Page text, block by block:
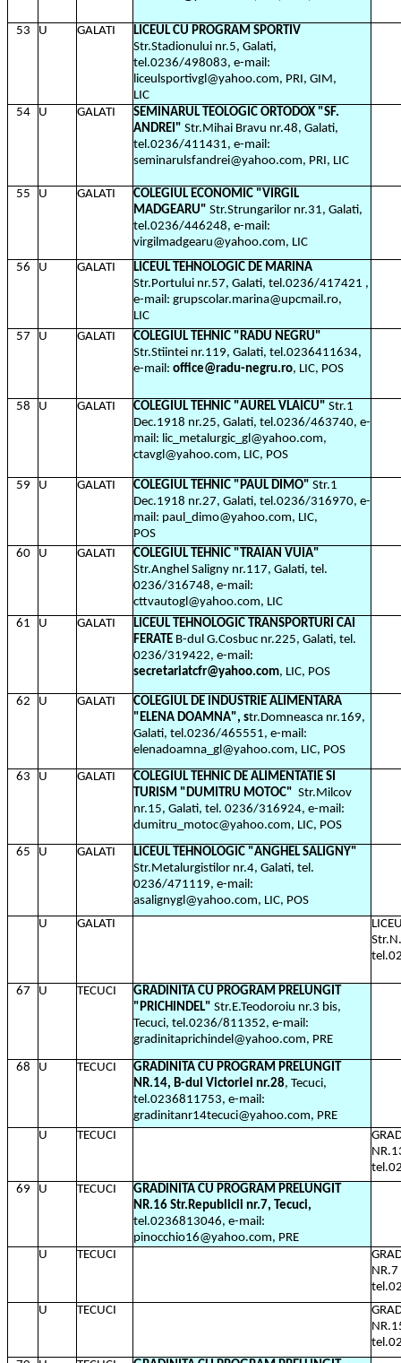
53 U GALATI
LICEUL CU PROGRAM SPORTIV
Str.Stadionului nr.5, Galati,
tel.0236/498083, e-mail:
liceulsportivgl@yahoo.com, PRI, GIM,
LIC
54
U GALATI
SEMINARUL TEOLOGIC ORTODOX "SF.
ANDREI" Str.Mihai Bravu nr.48, Galati,
tel.0236/411431, e-mail:
seminarulsfandrei@yahoo.com, PRI, LIC
55 U GALATI
COLEGIUL ECONOMIC "VIRGIL
MADGEARU" Str.Strungarilor nr.31, Galati,
tel.0236/446248, e-mail:
virgilmadgearu@yahoo.com, LIC
56
U GALATI
LICEUL TEHNOLOGIC DE MARINA
Str.Portului nr.57, Galati, tel.0236/417421 ,
e-mail: grupscolar.marina@upcmail.ro,
LIC
57
U GALATI
COLEGIUL TEHNIC "RADU NEGRU"
Str.Stiintei nr.119, Galati, tel.0236411634,
e-mail: office@radu-negru.ro, LIC, POS
58 U GALATI COLEGIUL TEHNIC "AUREL VLAICU" Str.1
Dec.1918 nr.25, Galati, tel.0236/463740, e-
mail: lic_metalurgic_gl@yahoo.com,
ctavgl@yahoo.com, LIC, POS
59 U GALATI COLEGIUL TEHNIC "PAUL DIMO" Str.1
Dec.1918 nr.27, Galati, tel.0236/316970, e-
mail: paul_dimo@yahoo.com, LIC,
POS
60
U GALATI
COLEGIUL TEHNIC "TRAIAN VUIA"
Str.Anghel Saligny nr.117, Galati, tel.
0236/316748, e-mail:
cttvautogl@yahoo.com, LIC
61
U GALATI
LICEUL TEHNOLOGIC TRANSPORTURI CAI
FERATE B-dul G.Cosbuc nr.225, Galati, tel.
0236/319422, e-mail:
secretariatcfr@yahoo.com, LIC, POS
62 U GALATI
COLEGIUL DE INDUSTRIE ALIMENTARA
"ELENA DOAMNA", str.Domneasca nr.169,
Galati, tel.0236/465551, e-mail:
elenadoamna_gl@yahoo.com, LIC, POS
63
U GALATI
COLEGIUL TEHNIC DE ALIMENTATIE SI
TURISM "DUMITRU MOTOC" Str.Milcov
nr.15, Galati, tel. 0236/316924, e-mail:
dumitru_motoc@yahoo.com, LIC, POS
65
U GALATI
LICEUL TEHNOLOGIC "ANGHEL SALIGNY"
Str.Metalurgistilor nr.4, Galati, tel.
0236/471119, e-mail:
asalignygl@yahoo.com, LIC, POS
U
GALATI
67 U TECUCI
GRADINITA CU PROGRAM PRELUNGIT
"PRICHINDEL" Str.E.Teodoroiu nr.3 bis,
Tecuci, tel.0236/811352, e-mail:
gradinitaprichindel@yahoo.com, PRE
68 U TECUCI
GRADINITA CU PROGRAM PRELUNGIT
NR.14, B-dul Victoriei nr.28, Tecuci,
tel.0236811753, e-mail:
gradinitanr14tecuci@yahoo.com, PRE
U
TECUCI
69
U TECUCI
GRADINITA CU PROGRAM PRELUNGIT
NR.16 Str.Republicii nr.7, Tecuci,
tel.0236813046, e-mail:
pinocchio16@yahoo.com, PRE
U
TECUCI
NR.7
U
TECUCI